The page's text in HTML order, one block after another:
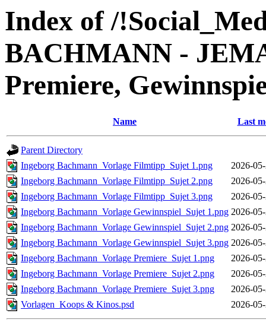
Index of /
BACHMANN -
Premiere,
Name Last
Parent Directory
Ingeborg Bachmann_Vorlage Filmtipp_Sujet 1.png
2026-
Ingeborg Bachmann_Vorlage Filmtipp_Sujet 2.png
2026-
Ingeborg Bachmann_Vorlage Filmtipp_Sujet 3.png
2026-
Ingeborg Bachmann_Vorlage Gewinnspiel_Sujet 1.png 2026-
Ingeborg Bachmann_Vorlage Gewinnspiel_Sujet 2.png 2026-
Ingeborg Bachmann_Vorlage Gewinnspiel_Sujet 3.png 2026-
Ingeborg Bachmann_Vorlage Premiere_Sujet 1.png
2026-
Ingeborg Bachmann_Vorlage Premiere_Sujet 2.png
2026-
Ingeborg Bachmann_Vorlage Premiere_Sujet 3.png
2026-
Vorlagen_Koops & Kinos.psd
2026-